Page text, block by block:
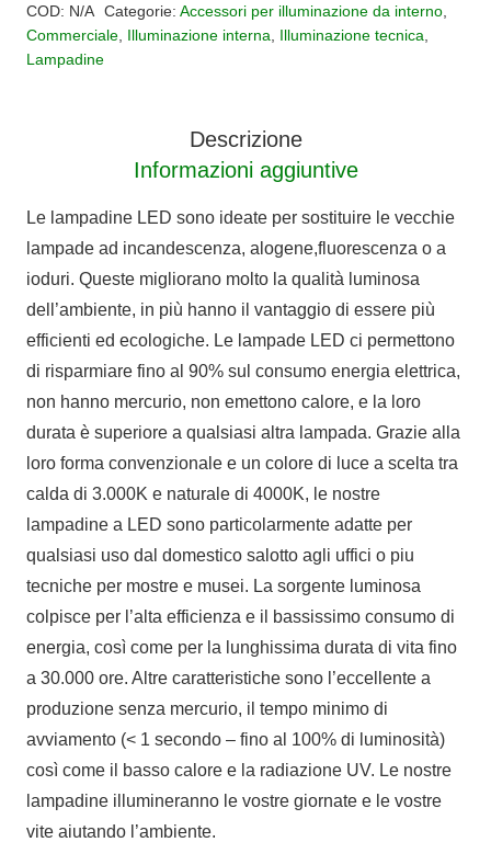
quantità
COD: N/A Categorie: Accessori per illuminazione da interno,
Commerciale Illuminazione interna Illuminazione tecnica
Lampadine
Descrizione
Informazioni aggiuntive
Le lampadine LED sono ideate per sostituire le vecchie
lampade ad incandescenza, alogene,fluorescenza o a
ioduri. Queste migliorano molto la qualità luminosa
dell’ambiente, in più hanno il vantaggio di essere più
efficienti ed ecologiche. Le lampade LED ci permettono
di risparmiare fino al 90% sul consumo energia elettrica,
non hanno mercurio, non emettono calore, e la loro
durata è superiore a qualsiasi altra lampada. Grazie alla
loro forma convenzionale e un colore di luce a scelta tra
calda di 3.000K e naturale di 4000K, le nostre
lampadine a LED sono particolarmente adatte per
qualsiasi uso dal domestico salotto agli uffici o piu
tecniche per mostre e musei. La sorgente luminosa
colpisce per l’alta efficienza e il bassissimo consumo di
energia, così come per la lunghissima durata di vita fino
a 30.000 ore. Altre caratteristiche sono l’eccellente a
produzione senza mercurio, il tempo minimo di
avviamento (< 1 secondo – fino al 100% di luminosità)
così come il basso calore e la radiazione UV. Le nostre
lampadine illumineranno le vostre giornate e le vostre
vite aiutando l’ambiente.